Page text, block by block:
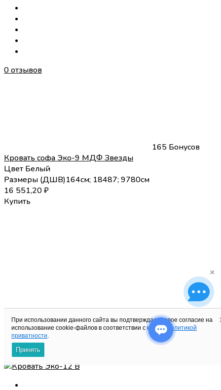
0 отзывов
165 Бонусов
Кровать софа Эко-9 МДФ Звезды
Цвет Белый
Размеры (ДШВ)164см; 18487; 9780см
16 551,20₽
Купить
При использовании данного сайта вы подтверждаете свое согласие на
использование cookie-файлов в соответствии с нашей политикой
приватности.
Принять
×